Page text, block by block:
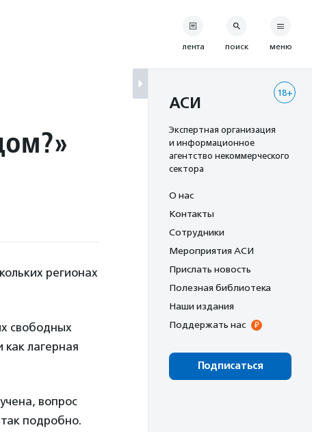
регионах
свободных
лагерная
вопрос
подробно.
лента поиск меню
18+
АСИ
Экспертная организация
и информационное
агентство некоммерческого
сектора
О нас
Контакты
Сотрудники
Мероприятия АСИ
Прислать новость
Полезная библиотека
Наши издания
Поддержать нас
Подписаться